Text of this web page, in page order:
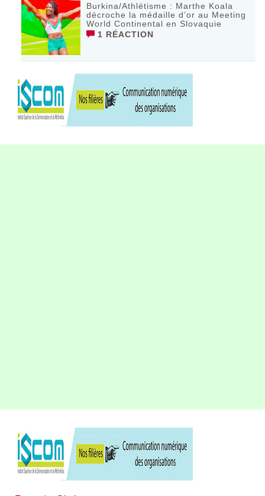
Burkina/Athlétisme : Marthe Koala
décroche la médaille d’or au Meeting
World Continental en Slovaquie ‎
1 RÉACTION